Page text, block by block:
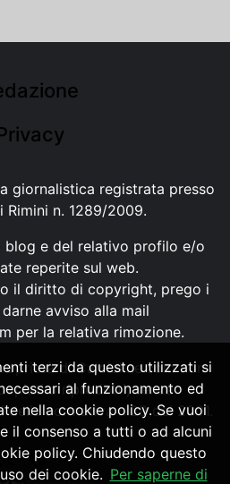
giornalistica registrata presso
Rimini n. 1289/2009.
e del relativo profilo e/o
reperite sul web.
il diritto di copyright, prego i
avviso alla mail
per la relativa rimozione.
di Calcioline.com non
o riprodotti, senza
della normativa n.29 del 2001.
terzi da questo utilizzati si
al funzionamento ed
nella cookie policy. Se vuoi
il consenso a tutti o ad alcuni
policy. Chiudendo questo
dei cookie. Per saperne di